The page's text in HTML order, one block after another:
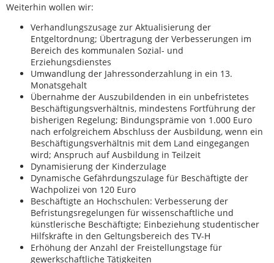
Weiterhin wollen wir:
Verhandlungszusage zur Aktualisierung der
Entgeltordnung; Übertragung der Verbesserungen im
Bereich des kommunalen Sozial- und
Erziehungsdienstes
Umwandlung der Jahressonderzahlung in ein 13.
Monatsgehalt
Übernahme der Auszubildenden in ein unbefristetes
Beschäftigungsverhältnis, mindestens Fortführung der
bisherigen Regelung; Bindungsprämie von 1.000 Euro
nach erfolgreichem Abschluss der Ausbildung, wenn ein
Beschäftigungsverhältnis mit dem Land eingegangen
wird; Anspruch auf Ausbildung in Teilzeit
Dynamisierung der Kinderzulage
Dynamische Gefährdungszulage für Beschäftigte der
Wachpolizei von 120 Euro
Beschäftigte an Hochschulen: Verbesserung der
Befristungsregelungen für wissenschaftliche und
künstlerische Beschäftigte; Einbeziehung studentischer
Hilfskräfte in den Geltungsbereich des TV-H
Erhöhung der Anzahl der Freistellungstage für
gewerkschaftliche Tätigkeiten